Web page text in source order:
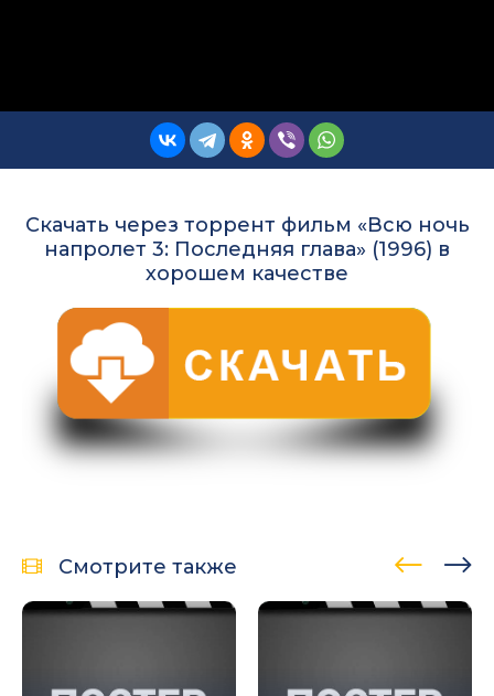
Скачать через торрент фильм «Всю ночь
напролет 3: Последняя глава» (1996) в
хорошем качестве
Смотрите также